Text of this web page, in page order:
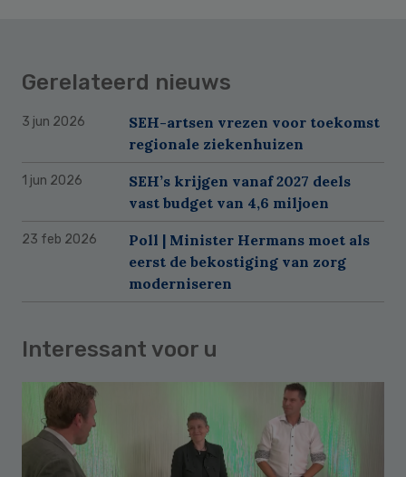
Gerelateerd nieuws
3 jun 2026
SEH-artsen vrezen voor toekomst
regionale ziekenhuizen
1 jun 2026
SEH’s krijgen vanaf 2027 deels
vast budget van 4,6 miljoen
23 feb 2026
Poll | Minister Hermans moet als
eerst de bekostiging van zorg
moderniseren
Interessant voor u